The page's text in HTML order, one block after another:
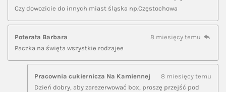
Czy dowozicie do innych miast śląska np.Częstochowa
Poterała Barbara
8 miesięcy temu
Paczka na święta wszystkie rodzajee
Pracownia cukiernicza Na Kamiennej
8 miesięcy temu
Dzień dobry, aby zarezerwować box, proszę przejść pod